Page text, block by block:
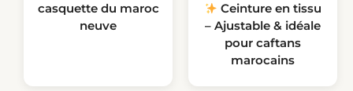
casquette du maroc
neuve
Ceinture en tissu
– Ajustable & idéale
pour caftans
marocains